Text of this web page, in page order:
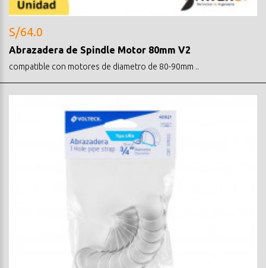
S/64.0
Abrazadera de Spindle Motor 80mm V2
compatible con motores de diametro de 80-90mm ..